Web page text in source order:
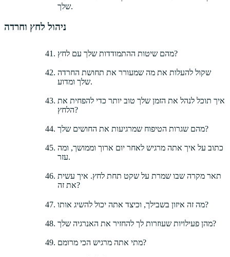
שלך.
ניהול לחץ וחרדה
מהם שיטות ההתמודדות שלך עם לחץ?
שקול להעלות את מה שמעורר את תחושת החרדה
שלך ומדוע.
איך תוכל לנהל את הזמן שלך טוב יותר כדי להפחית את
הלחץ?
מהם שגרות הטיפוח שמרגיעות את החושים שלך?
כתוב על איך אתה מרגיש לאחר יום ארוך וממושך, ומה
עזר.
תאר מקרה שבו שמרת על שקט תחת לחץ. איך עשית
את זה?
מה זה איזון בשבילך, וכיצד אתה יכול להשיג אותו?
מהן פעילויות שעוזרות לך להחזיר את האנרגיה שלך?
מתי אתה מרגיש הכי מרומם?